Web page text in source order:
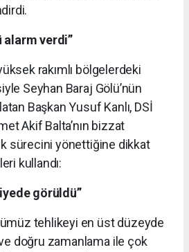
alarm verdi”
rakımlı bölgelerdeki
Seyhan Baraj Gölü’nün
Başkan Yusuf Kanlı, DSİ
Akif Balta’nın bizzat
sürecini yönettiğine dikkat
kullandı:
görüldü”
tehlikeyi en üst düzeyde
doğru zamanlama ile çok